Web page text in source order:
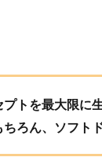
トを最大限に
ろん、ソフト